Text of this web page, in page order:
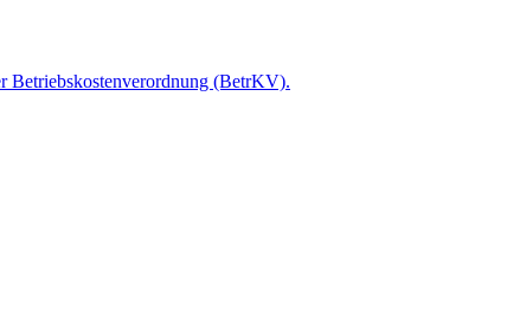
Betriebskostenverordnung (BetrKV).